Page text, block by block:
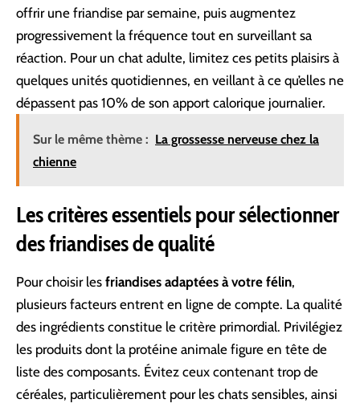
offrir une friandise par semaine, puis augmentez
progressivement la fréquence tout en surveillant sa
réaction. Pour un chat adulte, limitez ces petits plaisirs à
quelques unités quotidiennes, en veillant à ce qu’elles ne
dépassent pas 10% de son apport calorique journalier.
Sur le même thème : La grossesse nerveuse chez la
chienne
Les critères essentiels pour sélectionner
des friandises de qualité
Pour choisir les friandises adaptées à votre félin,
plusieurs facteurs entrent en ligne de compte. La qualité
des ingrédients constitue le critère primordial. Privilégiez
les produits dont la protéine animale figure en tête de
liste des composants. Évitez ceux contenant trop de
céréales, particulièrement pour les chats sensibles, ainsi